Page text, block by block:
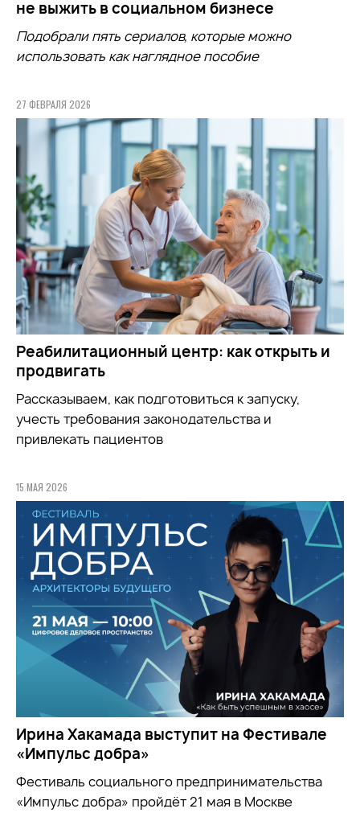
не выжить в социальном бизнесе
Подобрали пять сериалов, которые можно
использовать как наглядное пособие
27 ФЕВРАЛЯ 2026
Реабилитационный центр: как открыть и
продвигать
Рассказываем, как подготовиться к запуску,
учесть требования законодательства и
привлекать пациентов
15 МАЯ 2026
Ирина Хакамада выступит на Фестивале
«Импульс добра»
Фестиваль социального предпринимательства
«Импульс добра» пройдёт 21 мая в Москве